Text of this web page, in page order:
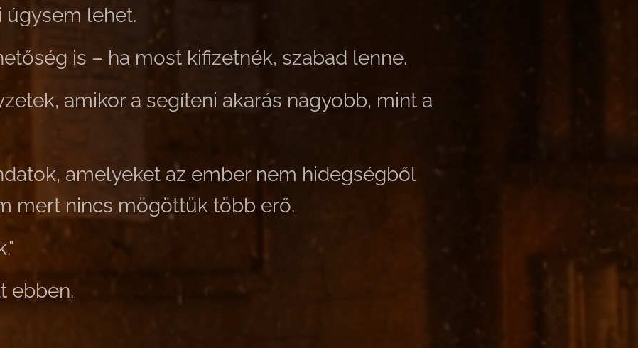
lehet.
is – ha most kifizetnék, szabad lenne.
amikor a segíteni akarás nagyobb, mint a
amelyeket az ember nem hidegségből
mert nincs mögöttük több erő.
ebben.